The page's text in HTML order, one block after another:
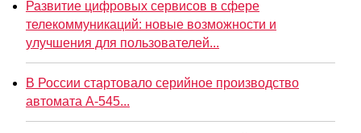
Развитие цифровых сервисов в сфере
телекоммуникаций: новые возможности и
улучшения для пользователей...
В России стартовало серийное производство
автомата А-545...